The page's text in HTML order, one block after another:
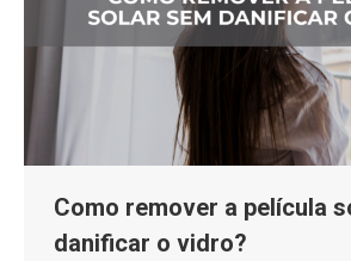
Como remover a película
danificar o vidro?